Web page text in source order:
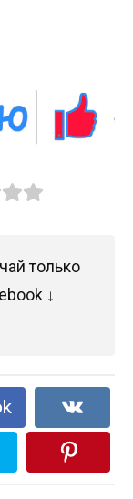
только
↓